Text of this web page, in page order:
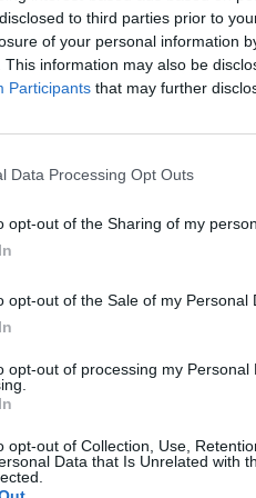
to third parties prior to
of your personal information
This information may also be
Participants that may further
Data Processing Opt Outs
opt-out of the Sharing of my
opt-out of the Sale of my Personal
opt-out of processing my Personal
opt-out of Collection, Use,
Data that Is Unrelated with
felemás
mínuszban zárt a Mol
évek nyertesei, mire
portfolio.hu hírarchívumához
tartalmazza:
cikkarchívum
elmúlt 2 év napon belüli